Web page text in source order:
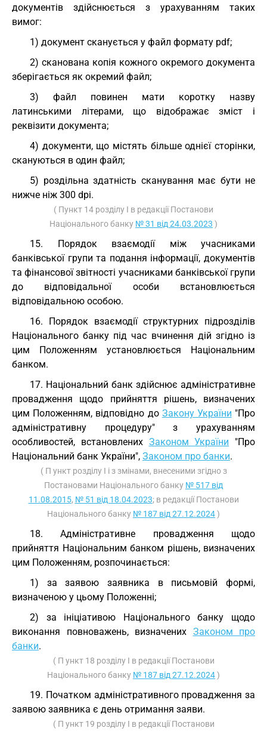
документів здійснюється з урахуванням таких
вимог:
1) документ сканується у файл формату pdf;
2) сканована копія кожного окремого документа
зберігається як окремий файл;
3) файл повинен мати коротку назву
латинськими літерами, що відображає зміст і
реквізити документа;
4) документи, що містять більше однієї сторінки,
скануються в один файл;
5) роздільна здатність сканування має бути не
нижче ніж 300 dpi.
( Пункт 14 розділу I в редакції Постанови
Національного банку № 31 від 24.03.2023 )
15. Порядок взаємодії між учасниками
банківської групи та подання інформації, документів
та фінансової звітності учасниками банківської групи
до відповідальної особи встановлюється
відповідальною особою.
16. Порядок взаємодії структурних підрозділів
Національного банку під час вчинення дій згідно із
цим Положенням установлюється Національним
банком.
17. Національний банк здійснює адміністративне
провадження щодо прийняття рішень, визначених
цим Положенням, відповідно до Закону України "Про
адміністративну процедуру" з урахуванням
особливостей, встановлених Законом України "Про
Національний банк України", Законом про банки.
( П ункт розділу I і з змінами, внесеними згідно з
Постановами Національного банку № 517 від
11.08.2015, № 51 від 18.04.2023; в редакції Постанови
Національного банку № 187 від 27.12.2024)
18. Адміністративне провадження щодо
прийняття Національним банком рішень, визначених
цим Положенням, розпочинається:
1) за заявою заявника в письмовій формі,
визначеною у цьому Положенні;
2) за ініціативою Національного банку щодо
виконання повноважень, визначених Законом про
банки.
( П ункт 18 розділу I в редакції Постанови
Національного банку № 187 від 27.12.2024)
19. Початком адміністративного провадження за
заявою заявника є день отримання заяви.
( П ункт 19 розділу I в редакції Постанови